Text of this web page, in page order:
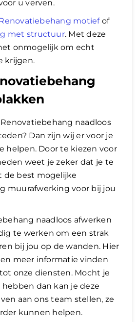
u verven.
motiefof
met structuur. Met deze
onmogelijk om echt
krijgen.
naadloos
Dan zijn wij er voor je
helpen. Door te kiezen voor
weet je zeker dat je te
de best mogelijke
muurafwerking voor bij jou
naadloos afwerken
te werken om een strak
bij jou op de wanden. Hier
meer informatie vinden
onze diensten. Mocht je
dan kan je deze
aan ons team stellen, ze
kunnen helpen.